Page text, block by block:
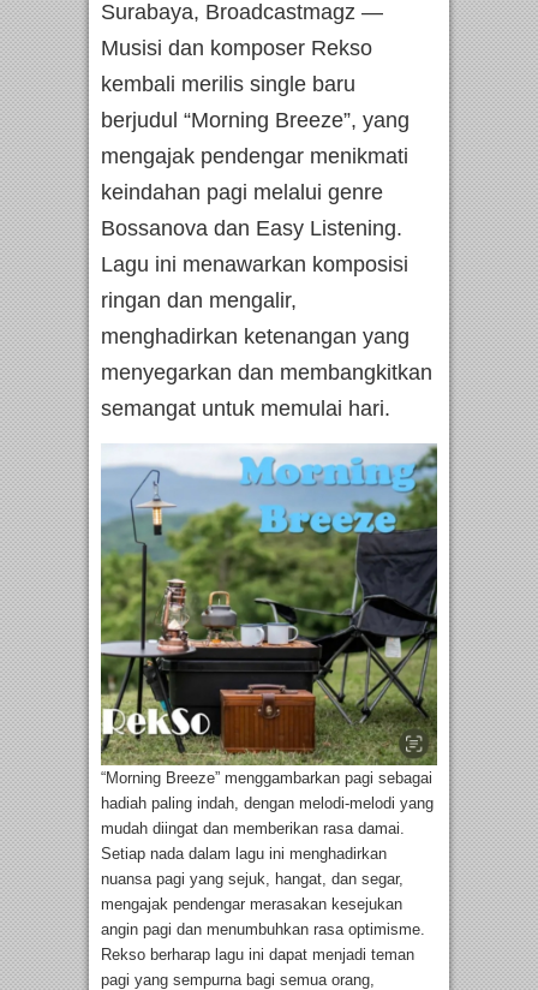
Surabaya, Broadcastmagz —
Musisi dan komposer Rekso
kembali merilis single baru
berjudul “Morning Breeze”, yang
mengajak pendengar menikmati
keindahan pagi melalui genre
Bossanova dan Easy Listening.
Lagu ini menawarkan komposisi
ringan dan mengalir,
menghadirkan ketenangan yang
menyegarkan dan membangkitkan
semangat untuk memulai hari.
“Morning Breeze” menggambarkan pagi sebagai
hadiah paling indah, dengan melodi-melodi yang
mudah diingat dan memberikan rasa damai.
Setiap nada dalam lagu ini menghadirkan
nuansa pagi yang sejuk, hangat, dan segar,
mengajak pendengar merasakan kesejukan
angin pagi dan menumbuhkan rasa optimisme.
Rekso berharap lagu ini dapat menjadi teman
pagi yang sempurna bagi semua orang,